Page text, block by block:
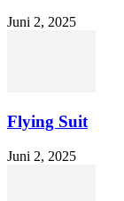
Juni 2, 2025
Flying Suit
Juni 2, 2025